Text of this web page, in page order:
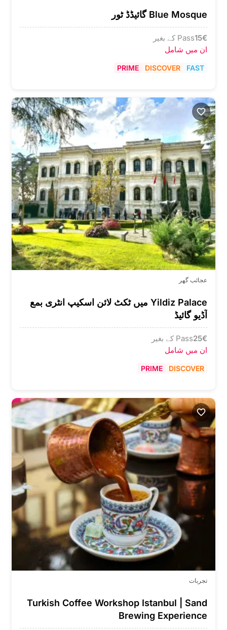
Blue Mosque گائیڈڈ ٹور
€
15Pass کے بغیر
ان میں شامل
FAST
DISCOVER
PRIME
عجائب گھر
Yildiz Palace میں ٹکٹ لائن اسکیپ انٹری بمع
آڈیو گائیڈ
€
25Pass کے بغیر
ان میں شامل
DISCOVER
PRIME
تجربات
Turkish Coffee Workshop Istanbul | Sand
Brewing Experience